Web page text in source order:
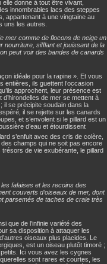
elle donne à tout être vivant,
innombrables lacs des steppes
appartenant à une vingtaine au
uns les autres.
mer comme de flocons de neige un
nourriture, sifflant et jouissant de la
peut voir des bandes de canards
idéale pour la rapine ». Et vous
entières, ils guettent l’occasion
approchent, leur présence est
de mer se mettent à
il se précipite soudain dans la
il se rejette sur les canards
et s’envolent si le pillard est un
d’eau et étourdissent
s’enfuit avec des cris de colère,
champs qui ne soit pas encore
de vie exubérante, le pillard
falaises et les recoins des
couverts d’oiseaux de mer, dont
parsemés de taches de craie très
que de l’infinie variété des
sa disposition à attaquer les
oiseaux plus placides. Le
est un oiseau plutôt timoré ;
Ici vous avez les cygnes
sont rares et courtes, les